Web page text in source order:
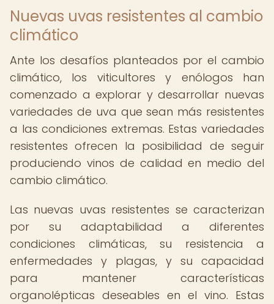
Nuevas uvas resistentes al cambio
climático
Ante los desafíos planteados por el cambio
climático, los viticultores y enólogos han
comenzado a explorar y desarrollar nuevas
variedades de uva que sean más resistentes
a las condiciones extremas. Estas variedades
resistentes ofrecen la posibilidad de seguir
produciendo vinos de calidad en medio del
cambio climático.
Las nuevas uvas resistentes se caracterizan
por su adaptabilidad a diferentes
condiciones climáticas, su resistencia a
enfermedades y plagas, y su capacidad
para mantener características
organolépticas deseables en el vino. Estas